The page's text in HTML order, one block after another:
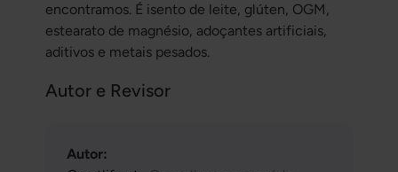
encontramos. É isento de leite, glúten, OGM,
estearato de magnésio, adoçantes artificiais,
aditivos e metais pesados.
Autor e Revisor
Autor: